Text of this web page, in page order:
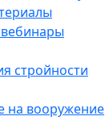
стройности
на вооружение